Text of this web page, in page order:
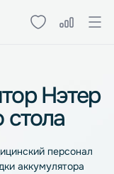
Нэтер
стола
персонал
аккумулятора